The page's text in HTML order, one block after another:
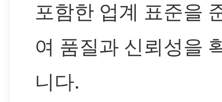
포함한 업계 표준을
여 품질과 신뢰성을
니다.